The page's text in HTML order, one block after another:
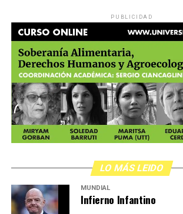
PUBLICIDAD
LO MÁS LEIDO
MUNDIAL
Infierno Infantino